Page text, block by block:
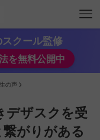
スクール監修
を無料公開中
の声
デザスクを受
がりがある